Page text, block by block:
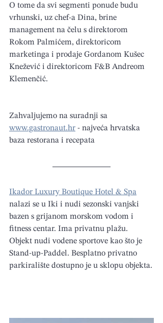
O tome da svi segmenti ponude budu
vrhunski, uz chef-a Dina, brine
management na čelu s direktorom
Rokom Palmićem, direktoricom
marketinga i prodaje Gordanom Kušec
Knežević i direktoricom F&B Andreom
Klemenčić.
Zahvaljujemo na suradnji sa
www.gastronaut.hr - najveća hrvatska
baza restorana i recepata
Ikador Luxury Boutique Hotel & Spa
nalazi se u Iki i nudi sezonski vanjski
bazen s grijanom morskom vodom i
fitness centar. Ima privatnu plažu.
Objekt nudi vodene sportove kao što je
Stand-up-Paddel. Besplatno privatno
parkiralište dostupno je u sklopu objekta.